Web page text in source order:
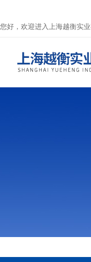
您好，欢迎进入上海越衡实业